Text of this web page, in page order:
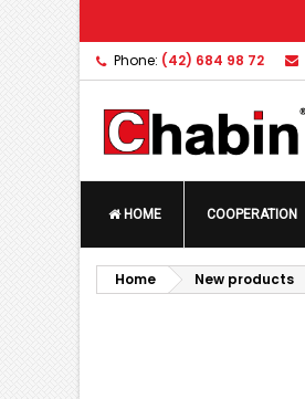
Phone: (42) 684 98 72
HOME COOPERATION
Home New products